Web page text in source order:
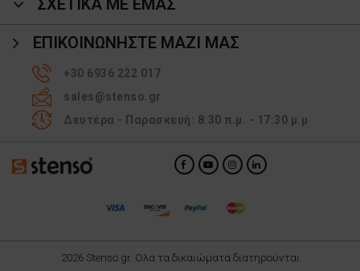
ΣΧΕΤΙΚΑ ΜΕ ΕΜΑΣ
ΕΠΙΚΟΙΝΩΝΉΣΤΕ ΜΑΖΊ ΜΑΣ
+30 6936 222 017
sales@stenso.gr
Δευτέρα - Παρασκευή: 8:30 π.μ. - 17:30 μ.μ
2026 Stenso.gr. Ολα τα δικαιώματα διατηρούνται